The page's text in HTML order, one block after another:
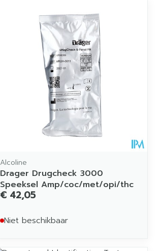
Alcoline
Drager Drugcheck 3000
Speeksel Amp/coc/met/opi/thc
€ 42,05
Niet beschikbaar